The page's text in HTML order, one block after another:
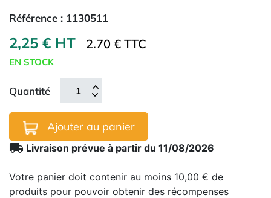
Référence : 1130511
2,25 € HT 2.70 € TTC
EN STOCK
Quantité
Ajouter au panier
local_shipping Livraison prévue à partir du 11/08/2026
Votre panier doit contenir au moins 10,00 € de
produits pour pouvoir obtenir des récompenses